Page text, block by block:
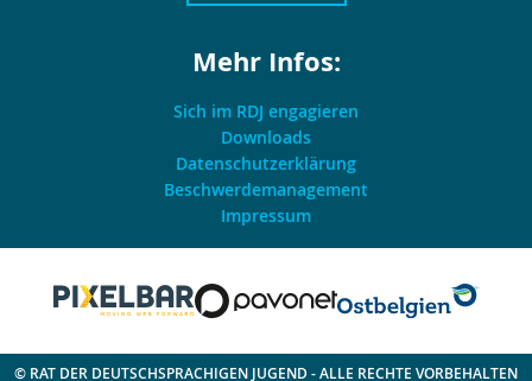
Mehr Infos:
Sich im RDJ engagieren
Downloads
Datenschutzerklärung
Beschwerdemanagement
Impressum
© RAT DER DEUTSCHSPRACHIGEN JUGEND - ALLE RECHTE VORBEHALTEN